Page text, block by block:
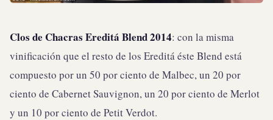
Clos de Chacras Ereditá Blend 2014: con la misma
vinificación que el resto de los Ereditá éste Blend está
compuesto por un 50 por ciento de Malbec, un 20 por
ciento de Cabernet Sauvignon, un 20 por ciento de Merlot
y un 10 por ciento de Petit Verdot.